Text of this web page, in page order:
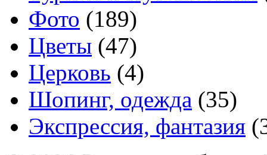
Фото (189)
Цветы (47)
Церковь (4)
Шопинг, одежда (35)
Экспрессия, фантазия